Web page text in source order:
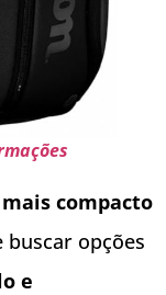
mais compacto
opções
e